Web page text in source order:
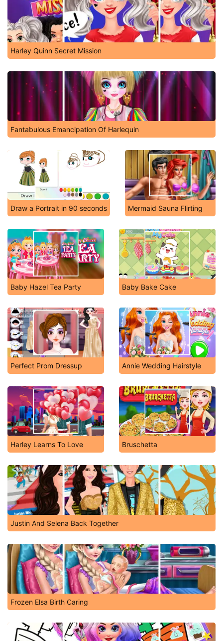
Harley Quinn Secret Mission
Fantabulous Emancipation Of Harlequin
Draw a Portrait in 90 seconds Mermaid Sauna Flirting
Baby Hazel Tea Party Baby Bake Cake
Perfect Prom Dressup Annie Wedding Hairstyle
Harley Learns To Love Bruschetta
Justin And Selena Back Together
Frozen Elsa Birth Caring